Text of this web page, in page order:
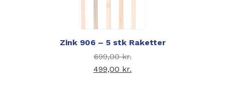
Zink 906 – 5 stk Raketter
699,00kr.
499,00 kr.